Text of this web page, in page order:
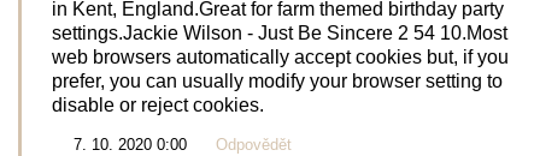
in Kent, England.Great for farm themed birthday party
settings.Jackie Wilson - Just Be Sincere 2 54 10.Most
web browsers automatically accept cookies but, if you
prefer, you can usually modify your browser setting to
disable or reject cookies.
7. 10. 2020 0:00 Odpovědět